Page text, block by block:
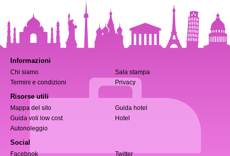
Informazioni
Chi siamo
Sala stampa
Termini e condizioni
Privacy
Risorse utili
Mappa del sito
Guida hotel
Guida voli low cost
Hotel
Autonoleggio
Social
Facebook Twitter